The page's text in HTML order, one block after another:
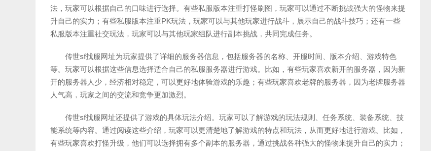
法，玩家可以根据自己的口味进行选择。有些私服版本注重打怪刷图，玩家可以通过不断挑战强大的怪物来提
升自己的实力；有些私服版本注重PK玩法，玩家可以与其他玩家进行战斗，展示自己的战斗技巧；还有一些
私服版本注重社交玩法，玩家可以与其他玩家组队进行副本挑战，共同完成任务。
传世sf找服网址为玩家提供了详细的服务器信息，包括服务器的名称、开服时间、版本介绍、游戏特色
等。玩家可以根据这些信息选择适合自己的私服服务器进行游戏。比如，有些玩家喜欢新开的服务器，因为新
开的服务器人少，经济相对稳定，可以更好地体验游戏的乐趣；有些玩家喜欢老牌的服务器，因为老牌服务器
人气高，玩家之间的交流和竞争更加激烈。
传世sf找服网址还提供了游戏的具体玩法介绍。玩家可以了解游戏的玩法规则、任务系统、装备系统、技
能系统等内容。通过阅读这些介绍，玩家可以更清楚地了解游戏的特点和玩法，从而更好地进行游戏。比如，
有些玩家喜欢打怪升级，他们可以选择拥有多个副本的服务器，通过挑战各种强大的怪物来提升自己的实力；